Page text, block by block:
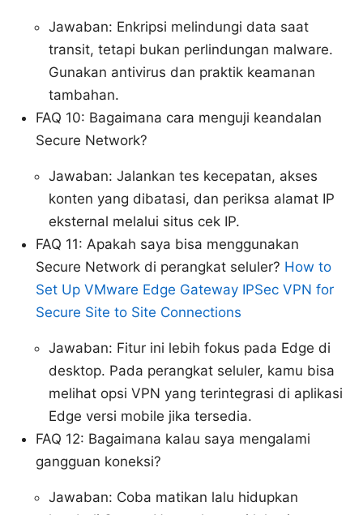
Jawaban: Enkripsi melindungi data saat
transit, tetapi bukan perlindungan malware.
Gunakan antivirus dan praktik keamanan
tambahan.
FAQ 10: Bagaimana cara menguji keandalan
Secure Network?
Jawaban: Jalankan tes kecepatan, akses
konten yang dibatasi, dan periksa alamat IP
eksternal melalui situs cek IP.
FAQ 11: Apakah saya bisa menggunakan
Secure Network di perangkat seluler? How to
Set Up VMware Edge Gateway IPSec VPN for
Secure Site to Site Connections
Jawaban: Fitur ini lebih fokus pada Edge di
desktop. Pada perangkat seluler, kamu bisa
melihat opsi VPN yang terintegrasi di aplikasi
Edge versi mobile jika tersedia.
FAQ 12: Bagaimana kalau saya mengalami
gangguan koneksi?
Jawaban: Coba matikan lalu hidupkan